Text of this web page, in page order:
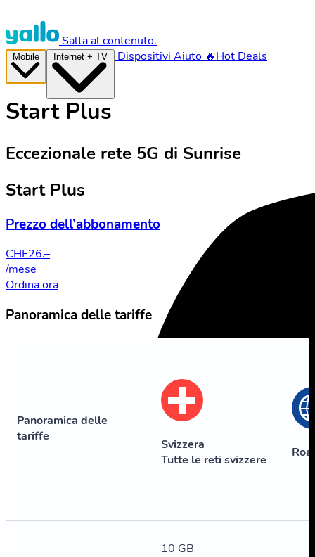
Salta al contenuto.
Dispositivi Aiuto 🔥Hot Deals
Start Plus
Eccezionale rete 5G di Sunrise
Start Plus
Prezzo dell’abbonamento
CHF26.–
/mese
Ordina ora
Panoramica delle tariffe
Panoramica delle
tariffe
Svizzera
Tutte le reti svizzere
10 GB